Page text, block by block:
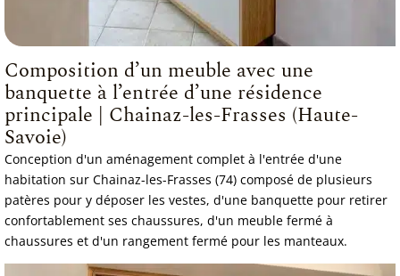
Composition d’un meuble avec une
banquette à l’entrée d’une résidence
principale | Chainaz-les-Frasses (Haute-
Savoie)
Conception d'un aménagement complet à l'entrée d'une
habitation sur Chainaz-les-Frasses (74) composé de plusieurs
patères pour y déposer les vestes, d'une banquette pour retirer
confortablement ses chaussures, d'un meuble fermé à
chaussures et d'un rangement fermé pour les manteaux.